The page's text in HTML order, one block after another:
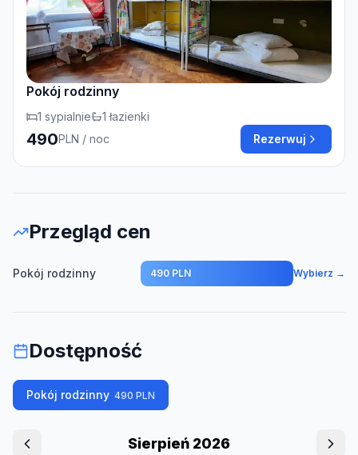
Pokój rodzinny
1 sypialnie 1 łazienki
490PLN / noc Rezerwuj
Przegląd cen
Pokój rodzinny 490 PLN Wybierz →
Dostępność
Pokój rodzinny 490 PLN
Sierpień 2026